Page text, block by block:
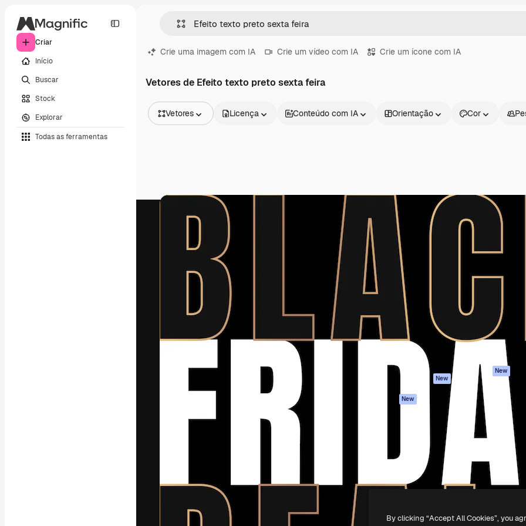
Criar
Início
Buscar
Stock
Explorar
Todas as ferramentas
Crie uma imagem com IA Crie um vídeo com IA Crie um ícone com IA
Vetores de Efeito texto preto sexta feira
Vetores
Vídeos
Animações
Modelos 3D
Licença Conteúdo com IA Orientação Cor
A plataforma criativa para você direcionar
seu melhor trabalho. Mais de 1 milhão de
assinantes entre criativos, empresas,
agências e estúdios.
Português
Produtos
Spaces
Assistente de IA
Gerador de
imagens
Gerador de vídeos
Texto para voz
Conteúdo de stock
MCP para
New
New
ferramentas
Começar
Academy
Atendimento
Termos e
condições
Política de
Originais
New
Política de cookies
Central de
confiabilidade
Afiliados
Empresas
Copyright © 2010-2026Freepik Company S.L.U.Todos os direitos reservados.
By clicking “Accept All Cookies”, you